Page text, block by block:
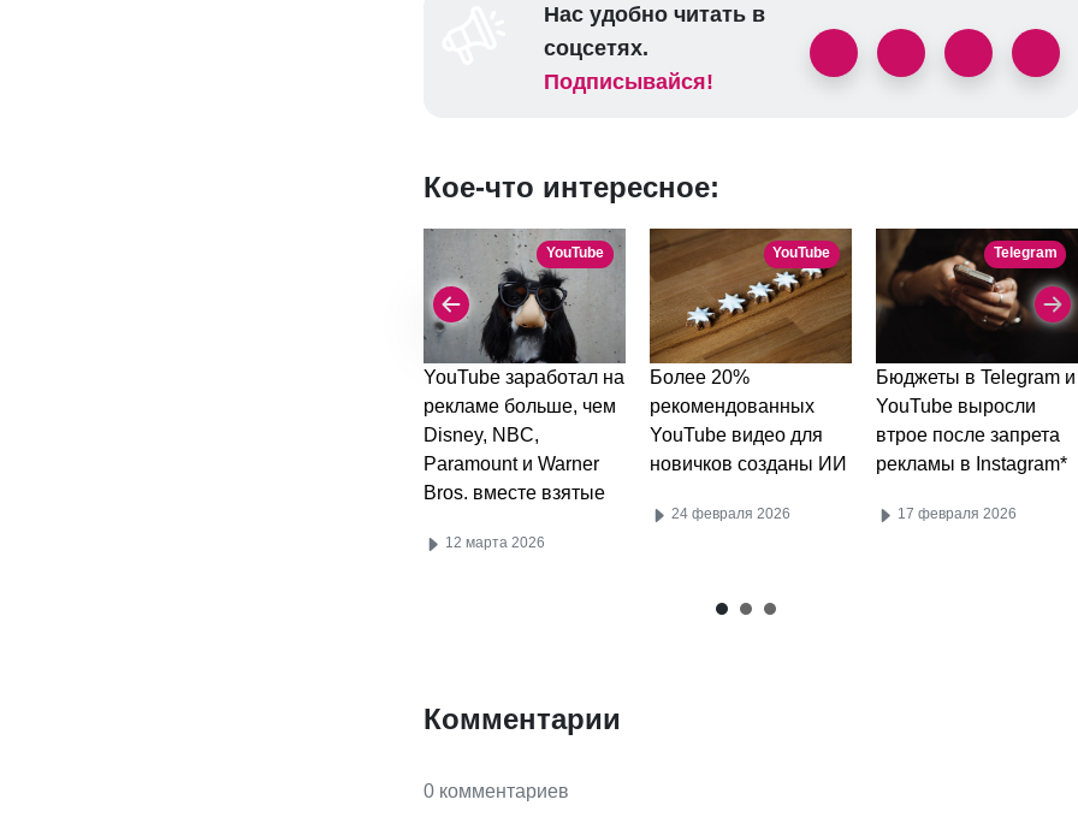
Нас удобно читать в
соцсетях.
Подписывайся!
Кое-что интересное:
YouTube
YouTube заработал на
рекламе больше, чем
Disney, NBC,
Paramount и Warner
Bros. вместе взятые
12 марта 2026
YouTube
Более 20%
рекомендованных
YouTube видео для
новичков созданы ИИ
24 февраля 2026
Telegram
Бюджеты в Telegram и
YouTube выросли
втрое после запрета
рекламы в Instagram*
17 февраля 2026
Комментарии
0 комментариев